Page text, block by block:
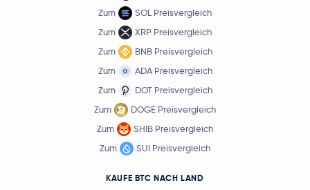
Zum
SOL Preisvergleich
Zum
XRP Preisvergleich
Zum
BNB Preisvergleich
Zum
ADA Preisvergleich
Zum
DOT Preisvergleich
Zum
DOGE Preisvergleich
Zum
SHIB Preisvergleich
Zum
SUI Preisvergleich
KAUFE BTC NACH LAND